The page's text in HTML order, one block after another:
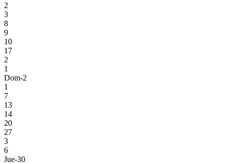
2
3
8
9
10
17
2
1
Dom-2
1
7
13
14
20
27
3
6
Jue-30